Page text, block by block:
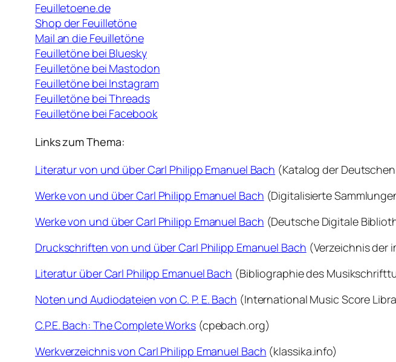
Feuilletoene.de
Shop der Feuilletöne
Mail an die Feuilletöne
Feuilletöne bei Bluesky
Feuilletöne bei Mastodon
Feuilletöne bei Instagram
Feuilletöne bei Threads
Feuilletöne bei Facebook
Links zum Thema:
Literatur von und über Carl Philipp Emanuel Bach (Katalog der
Werke von und über Carl Philipp Emanuel Bach (Digitalisierte
Werke von und über Carl Philipp Emanuel Bach (Deutsche Digitale
Druckschriften von und über Carl Philipp Emanuel Bach (Verzeichnis der
Literatur über Carl Philipp Emanuel Bach (Bibliographie des
Noten und Audiodateien von C. P. E. Bach (International Music Score
C.P.E. Bach: The Complete Works(cpebach.org)
Werkverzeichnis von Carl Philipp Emanuel Bach (klassika.info)